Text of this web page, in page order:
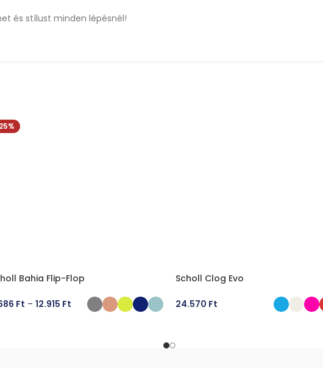
és stílust minden lépésnél!
Bahia Flip-Flop
Ft – 12.915 Ft
Scholl Clog Evo
24.570 Ft